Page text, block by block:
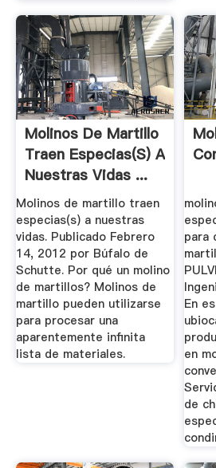
Molinos De Martillo
Traen Especias(s) A
Nuestras Vidas ...
Molinos de martillo traen
especias(s) a nuestras
vidas. Publicado Febrero
14, 2012 por Búfalo de
Schutte. Por qué un molino
de martillos? Molinos de
martillo pueden utilizarse
para procesar una
aparentemente infinita
lista de materiales.
para
En
en
de